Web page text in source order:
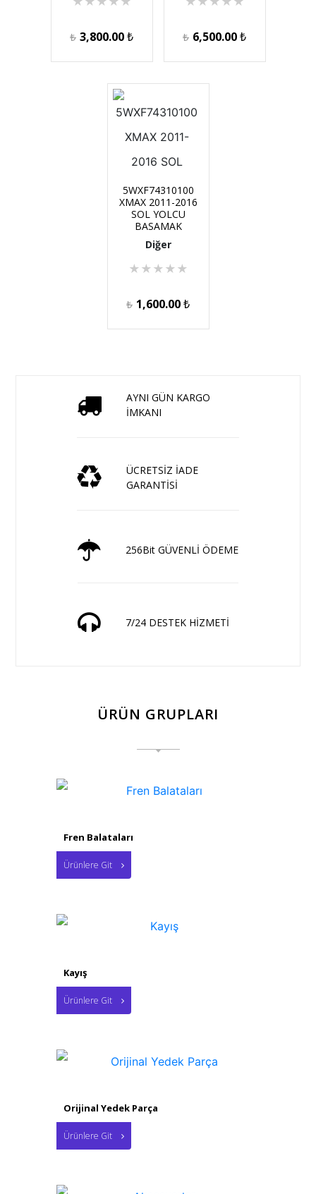
₺ 3,800.00₺ ₺ 6,500.00₺
5WXF74310100
XMAX 2011-2016
SOL YOLCU
BASAMAK
Diğer
★ ★ ★ ★ ★
₺ 1,600.00₺
AYNI GÜN KARGO
İMKANI
ÜCRETSİZ İADE
GARANTİSİ
256Bit GÜVENLİ ÖDEME
7/24 DESTEK HİZMETİ
ÜRÜN GRUPLARI
Fren Balataları
Ürünlere Git
Kayış
Ürünlere Git
Orijinal Yedek Parça
Ürünlere Git